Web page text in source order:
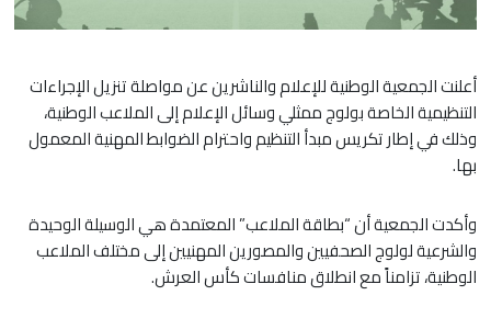
أعلنت الجمعية الوطنية للإعلام والناشرين عن مواصلة تنزيل الإجراءات
التنظيمية الخاصة بولوج ممثلي وسائل الإعلام إلى الملاعب الوطنية،
وذلك في إطار تكريس مبدأ التنظيم واحترام الضوابط المهنية المعمول
بها.
وأكدت الجمعية أن “بطاقة الملاعب” المعتمدة هي الوسيلة الوحيدة
والشرعية لولوج الصحفيين والمصورين المهنيين إلى مختلف الملاعب
الوطنية، تزامناً مع انطلاق منافسات كأس العرش.